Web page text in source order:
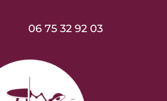
06 75 32 92 03